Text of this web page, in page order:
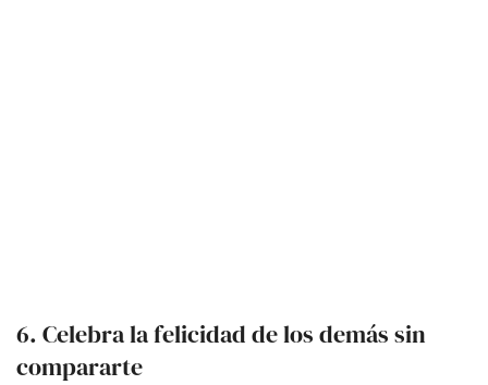
6. Celebra la felicidad de los demás sin
compararte